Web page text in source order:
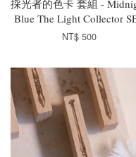
採光者的色卡 套組 -
Blue The Light Collector
NT$ 500